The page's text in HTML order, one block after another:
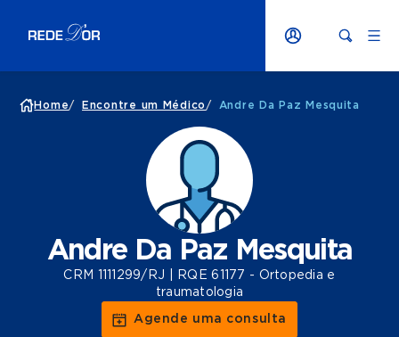
Home/ Encontre um Médico / Andre Da Paz Mesquita
Andre Da Paz Mesquita
CRM 1111299/RJ | RQE 61177 - Ortopedia e
traumatologia
Agende uma consulta